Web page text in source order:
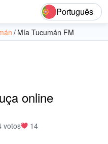
Português
Mía Tucumán FM
online
votos 14